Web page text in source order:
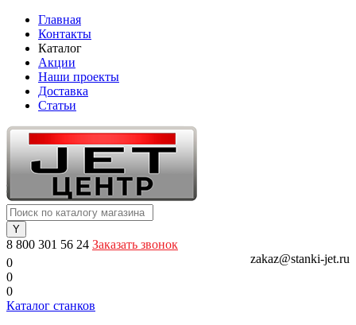
Главная
Контакты
Каталог
Акции
Наши проекты
Доставка
Статьи
8 800 301 56 24 Заказать звонок
zakaz@stanki-jet.ru
0
0
0
Каталог станков